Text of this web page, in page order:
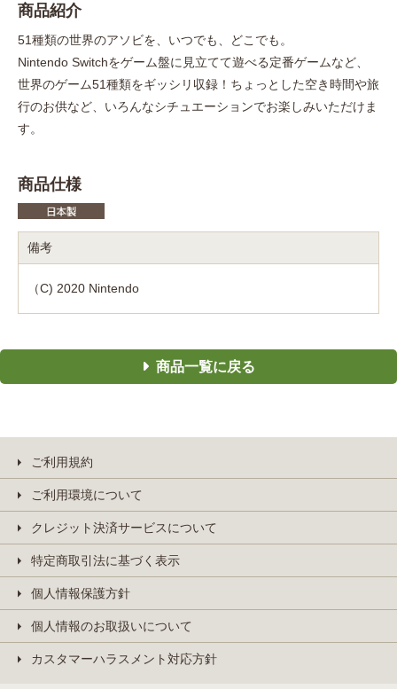
商品紹介
51種類の世界のアソビを、いつでも、どこでも。
Nintendo Switchをゲーム盤に見立てて遊べる定番ゲームなど、
世界のゲーム51種類をギッシリ収録！ちょっとした空き時間や旅
行のお供など、いろんなシチュエーションでお楽しみいただけま
す。
商品仕様
備考
（C) 2020 Nintendo
商品一覧に戻る
ご利用規約
ご利用環境について
クレジット決済サービスについて
特定商取引法に基づく表示
個人情報保護方針
個人情報のお取扱いについて
カスタマーハラスメント対応方針